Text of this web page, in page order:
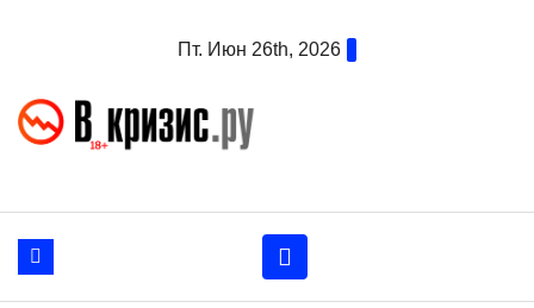
Пт. Июн 26th, 2026